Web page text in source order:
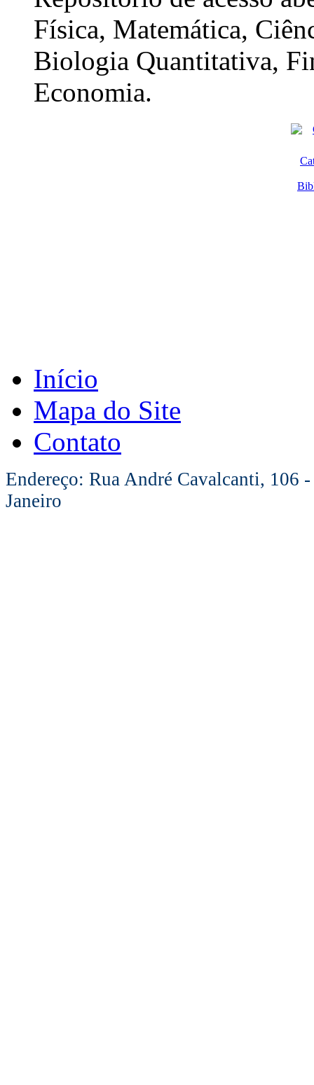
Física, Matemática,
Biologia Quantitativa,
Economia.
Início
Mapa do Site
Contato
Endereço: Rua André Cavalcanti, 106
Janeiro